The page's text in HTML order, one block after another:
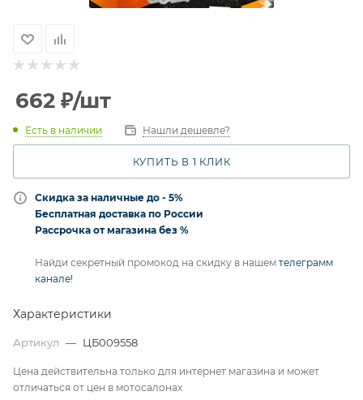
662 ₽/шт
Есть в наличии Нашли дешевле?
КУПИТЬ В 1 КЛИК
Скидка за наличные до - 5%
Бесплатная доставка по России
Рассрочка от магазина без %
Найди секретный промокод на скидку в нашем телеграмм
канале!
Характеристики
Артикул — ЦБ009558
Цена действительна только для интернет магазина и может
отличаться от цен в мотосалонах